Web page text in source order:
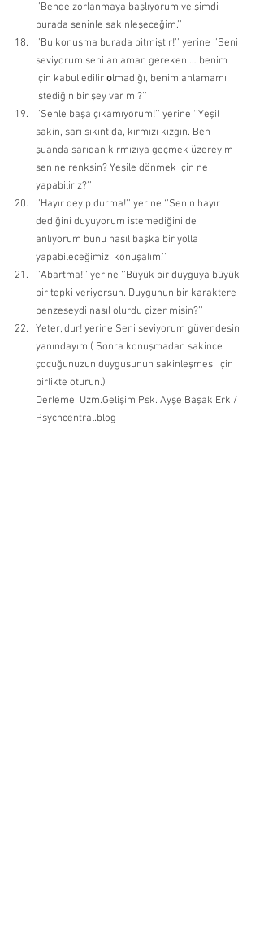
‘’Bende zorlanmaya başlıyorum ve şimdi
burada seninle sakinleşeceğim.’’
‘’Bu konuşma burada bitmiştir!’’ yerine ‘’Seni
seviyorum seni anlaman gereken … benim
için kabul edilir olmadığı, benim anlamamı
istediğin bir şey var mı?’’
‘’Senle başa çıkamıyorum!’’ yerine ‘’Yeşil
sakin, sarı sıkıntıda, kırmızı kızgın. Ben
şuanda sarıdan kırmızıya geçmek üzereyim
sen ne renksin? Yeşile dönmek için ne
yapabiliriz?’’
‘’Hayır deyip durma!’’ yerine ‘’Senin hayır
dediğini duyuyorum istemediğini de
anlıyorum bunu nasıl başka bir yolla
yapabileceğimizi konuşalım.’’
‘’Abartma!’’ yerine ‘’Büyük bir duyguya büyük
bir tepki veriyorsun. Duygunun bir karaktere
benzeseydi nasıl olurdu çizer misin?’’
Yeter, dur! yerine Seni seviyorum güvendesin
yanındayım ( Sonra konuşmadan sakince
çocuğunuzun duygusunun sakinleşmesi için
birlikte oturun.)
Derleme: Uzm.Gelişim Psk. Ayşe Başak Erk /
Psychcentral.blog